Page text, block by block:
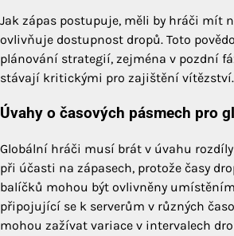
Jak zápas postupuje, měli by hráči mít
ovlivňuje dostupnost dropů. Toto
plánování strategií, zejména v pozdní
stávají kritickými pro zajištění vítězství.
Úvahy o časových pásmech pro
Globální hráči musí brát v úvahu
při účasti na zápasech, protože časy
balíčků mohou být ovlivněny
připojující se k serverům v různých
mohou zažívat variace v intervalech